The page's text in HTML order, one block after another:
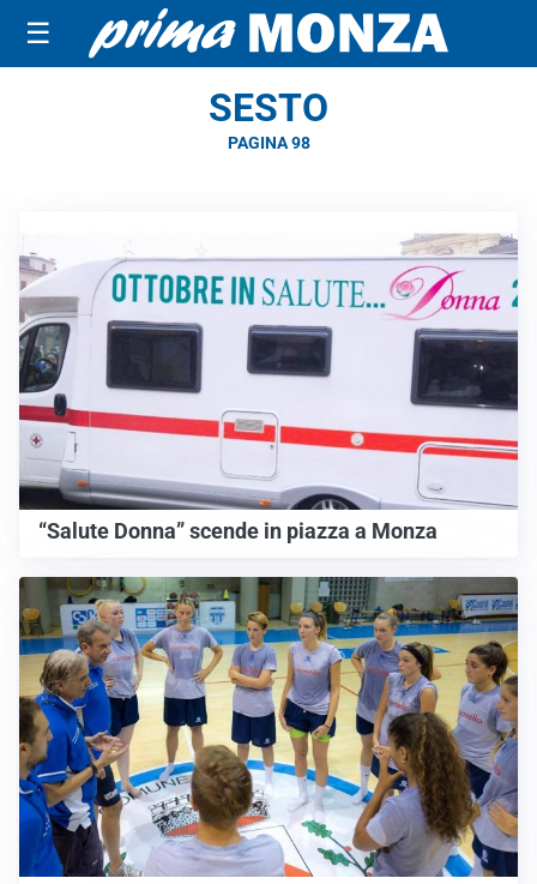
☰
SESTO
PAGINA 98
“Salute Donna” scende in piazza a Monza